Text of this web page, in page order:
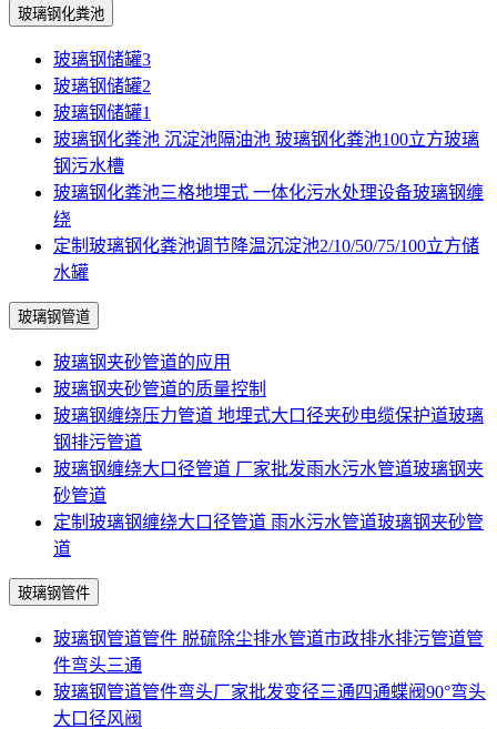
玻璃钢化粪池
玻璃钢储罐3
玻璃钢储罐2
玻璃钢储罐1
玻璃钢化粪池 沉淀池隔油池 玻璃钢化粪池100立方玻璃
钢污水槽
玻璃钢化粪池三格地埋式 一体化污水处理设备玻璃钢缠
绕
定制玻璃钢化粪池调节降温沉淀池2/10/50/75/100立方储
水罐
玻璃钢管道
玻璃钢夹砂管道的应用
玻璃钢夹砂管道的质量控制
玻璃钢缠绕压力管道 地埋式大口径夹砂电缆保护道玻璃
钢排污管道
玻璃钢缠绕大口径管道 厂家批发雨水污水管道玻璃钢夹
砂管道
定制玻璃钢缠绕大口径管道 雨水污水管道玻璃钢夹砂管
道
玻璃钢管件
玻璃钢管道管件 脱硫除尘排水管道市政排水排污管道管
件弯头三通
玻璃钢管道管件弯头厂家批发变径三通四通蝶阀90°弯头
大口径风阀